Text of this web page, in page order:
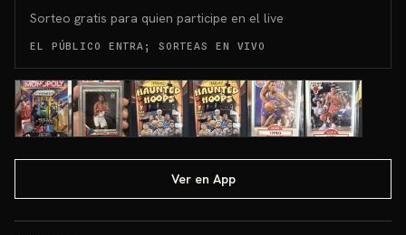
Sorteo gratis para quien participe en el live
EL PÚBLICO ENTRA; SORTEAS EN VIVO
Ver en App